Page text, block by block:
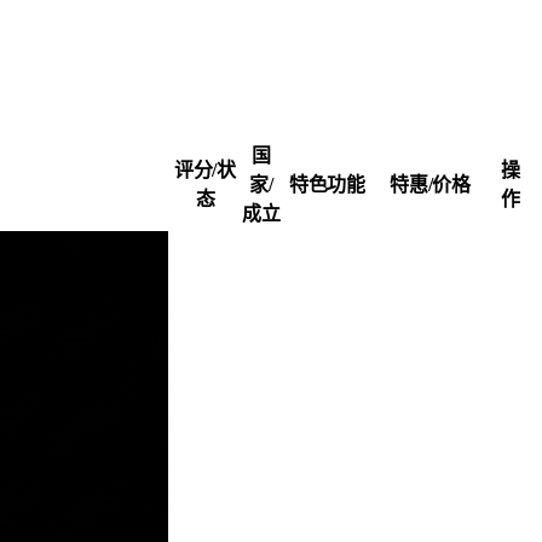
评分/状
态
国
家/
成立
特色功能 特惠/价格
操
作